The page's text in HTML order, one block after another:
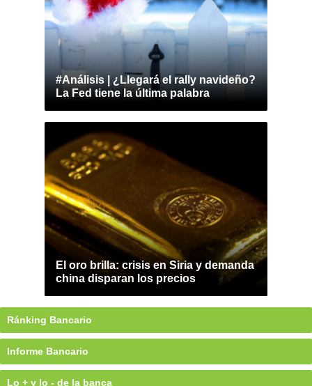
#Análisis | ¿Llegará el rally navideño?
La Fed tiene la última palabra
El oro brilla: crisis en Siria y demanda
china disparan los precios
Ránking Bancario
Informe Bancario
Lo + y lo - de la banca